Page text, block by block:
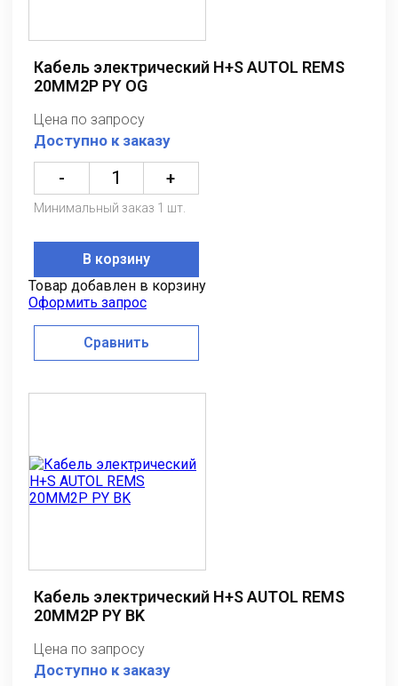
Кабель электрический H+S AUTOL REMS
20MM2P PY OG
Цена по запросу
Доступно к заказу
- +
Минимальный заказ 1 шт.
В корзину
Товар добавлен в корзину
Оформить запрос
Сравнить
Кабель электрический H+S AUTOL REMS
20MM2P PY BK
Цена по запросу
Доступно к заказу